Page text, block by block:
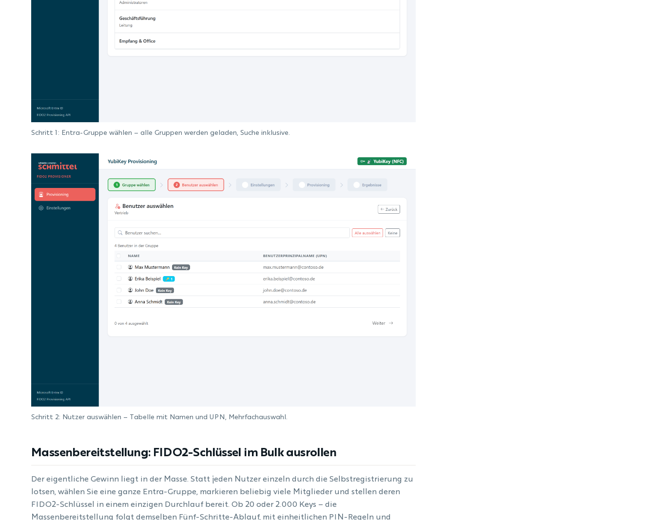
Schritt 1: Entra-Gruppe wählen – alle Gruppen werden geladen, Suche inklusive.
Schritt 2: Nutzer auswählen – Tabelle mit Namen und UPN, Mehrfachauswahl.
Massenbereitstellung: FIDO2-Schlüssel im Bulk ausrollen
Der eigentliche Gewinn liegt in der Masse. Statt jeden Nutzer einzeln durch die Selbstregistrierung zu
lotsen, wählen Sie eine ganze Entra-Gruppe, markieren beliebig viele Mitglieder und stellen deren
FIDO2-Schlüssel in einem einzigen Durchlauf bereit. Ob 20 oder 2.000 Keys – die
Massenbereitstellung folgt demselben Fünf-Schritte-Ablauf, mit einheitlichen PIN-Regeln und